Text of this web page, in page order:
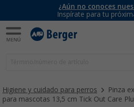
¿Aún no conoces
Inspírate para tu
Higiene y cuidado para perros
Pinza
para mascotas 13,5 cm Tick Out Care